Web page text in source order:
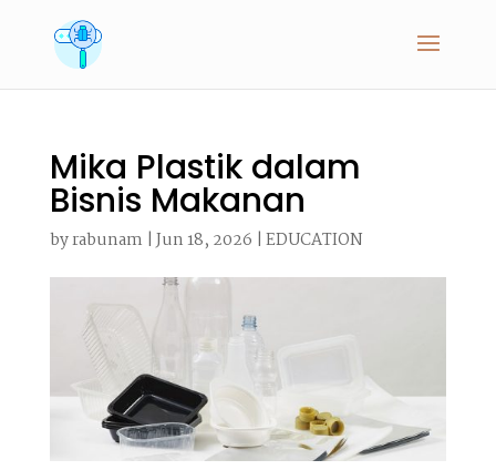
Mika Plastik dalam
Bisnis Makanan
byrabunam |Jun 18, 2026 | EDUCATION